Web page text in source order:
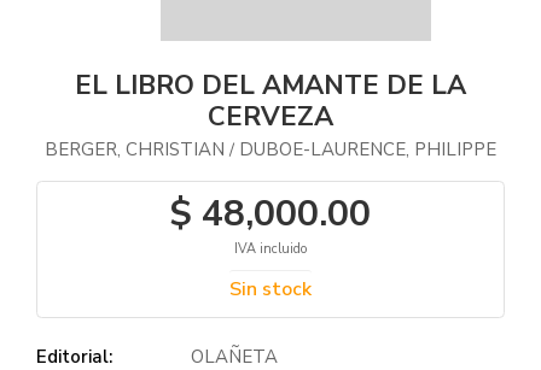
EL LIBRO DEL AMANTE DE LA
CERVEZA
BERGER, CHRISTIAN / DUBOE-LAURENCE, PHILIPPE
$ 48,000.00
IVA incluido
Sin stock
Editorial:
OLAÑETA